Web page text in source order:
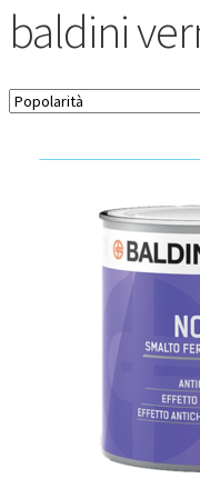
baldini